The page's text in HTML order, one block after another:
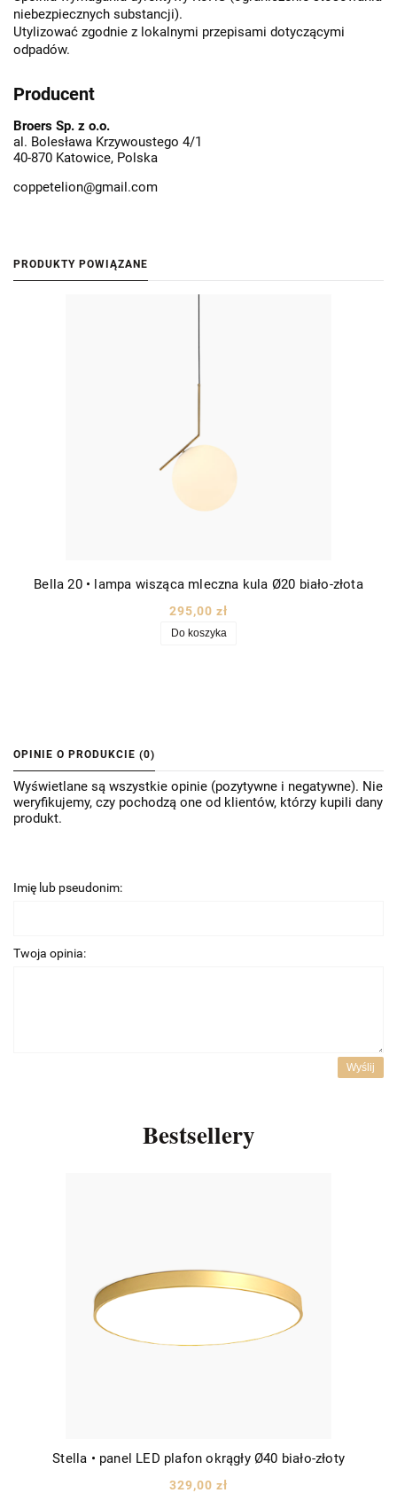
niebezpiecznych substancji).
Utylizować zgodnie z lokalnymi przepisami dotyczącymi
odpadów.
Producent
Broers Sp. z o.o.
al. Bolesława Krzywoustego 4/1
40-870 Katowice, Polska
coppetelion@gmail.com
PRODUKTY POWIĄZANE
Bella 20 • lampa wisząca mleczna kula Ø20 biało-złota
295,00 zł
Do koszyka
OPINIE O PRODUKCIE (0)
Wyświetlane są wszystkie opinie (pozytywne i negatywne). Nie
weryfikujemy, czy pochodzą one od klientów, którzy kupili dany
produkt.
Imię lub pseudonim:
Twoja opinia:
Wyślij
Bestsellery
Stella • panel LED plafon okrągły Ø40 biało-złoty
329,00 zł